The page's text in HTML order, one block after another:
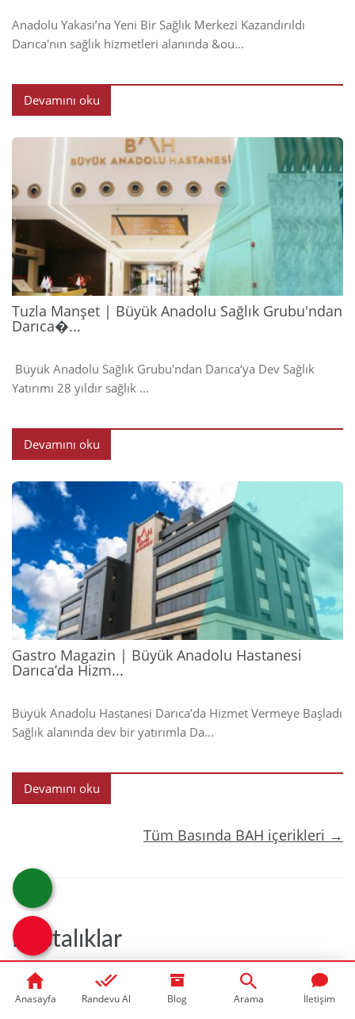
Anadolu Yakası’na Yeni Bir Sağlık Merkezi Kazandırıldı
Darıca'nın sağlık hizmetleri alanında &ou...
Devamını oku
2024
Tuzla Manşet | Büyük Anadolu Sağlık Grubu'ndan
Darıca�...
Büyük Anadolu Sağlık Grubu'ndan Darıca‘ya Dev Sağlık
Yatırımı 28 yıldır sağlık ...
Devamını oku
2024
Gastro Magazin | Büyük Anadolu Hastanesi
Darıca’da Hizm...
Büyük Anadolu Hastanesi Darıca’da Hizmet Vermeye Başladı
Sağlık alanında dev bir yatırımla Da...
Devamını oku
Tüm Basında BAH içerikleri →
Hastalıklar
Anasayfa Randevu Al Blog Arama İletişim